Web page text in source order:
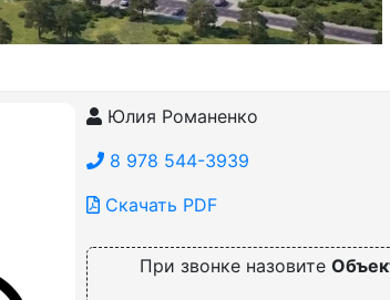
Юлия Романенко
8 978 544-3939
Скачать PDF
При звонке назовите